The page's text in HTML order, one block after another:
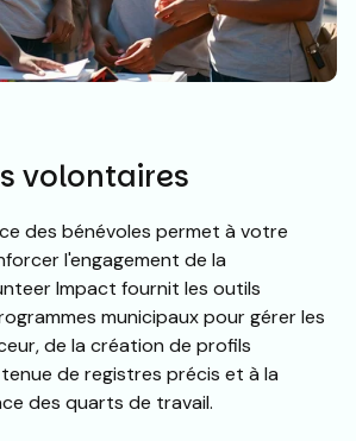
volontaires
des bénévoles permet à votre
l'engagement de la
Impact fournit les outils
municipaux pour gérer les
de la création de profils
de registres précis et à la
des quarts de travail.